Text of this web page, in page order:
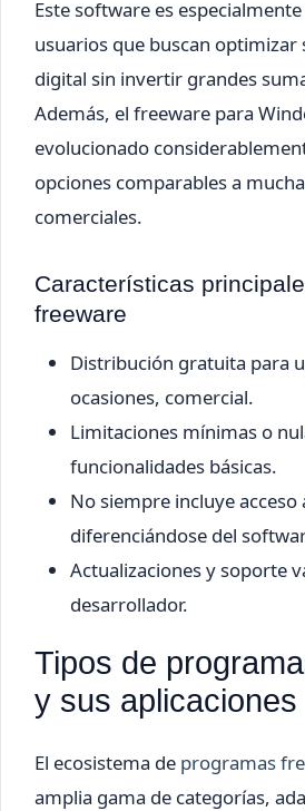
Este software es
usuarios que buscan optimizar
digital sin invertir grandes
Además, el freeware para
evolucionado
opciones comparables a
comerciales.
Características
freeware
Distribución gratuita para
ocasiones, comercial.
Limitaciones mínimas o
funcionalidades básicas.
No siempre incluye
diferenciándose del
Actualizaciones y soporte
desarrollador.
Tipos de
y sus aplicaciones
El ecosistema de programas
amplia gama de categorías,